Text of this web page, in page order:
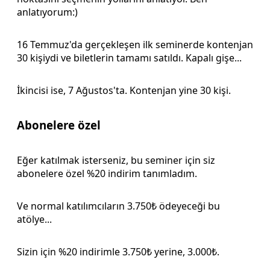
anlatıyorum:)
16 Temmuz'da gerçekleşen ilk seminerde kontenjan
30 kişiydi ve biletlerin tamamı satıldı. Kapalı gişe...
İkincisi ise, 7 Ağustos'ta. Kontenjan yine 30 kişi.
Abonelere özel
Eğer katılmak isterseniz, bu seminer için siz
abonelere özel %20 indirim tanımladım.
Ve normal katılımcıların 3.750₺ ödeyeceği bu
atölye...
Sizin için %20 indirimle 3.750₺ yerine, 3.000₺.